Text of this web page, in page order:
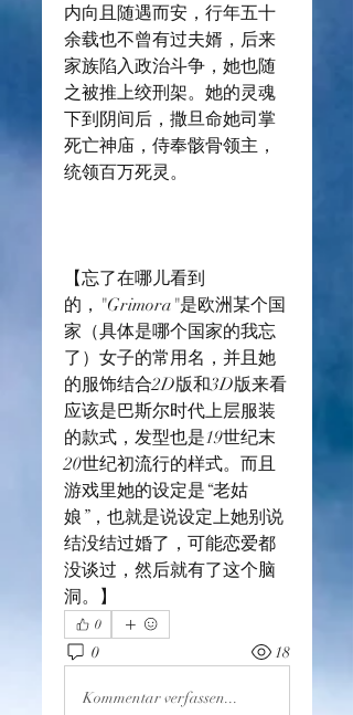
内向且随遇而安，行年五十
余载也不曾有过夫婿，后来
家族陷入政治斗争，她也随
之被推上绞刑架。她的灵魂
下到阴间后，撒旦命她司掌
死亡神庙，侍奉骸骨领主，
统领百万死灵。
【忘了在哪儿看到
的，"Grimora"是欧洲某个国
家（具体是哪个国家的我忘
了）女子的常用名，并且她
的服饰结合2D版和3D版来看
应该是巴斯尔时代上层服装
的款式，发型也是19世纪末
20世纪初流行的样式。而且
游戏里她的设定是“老姑
娘”，也就是说设定上她别说
结没结过婚了，可能恋爱都
没谈过，然后就有了这个脑
洞。】
0
0 18
Kommentar verfassen...